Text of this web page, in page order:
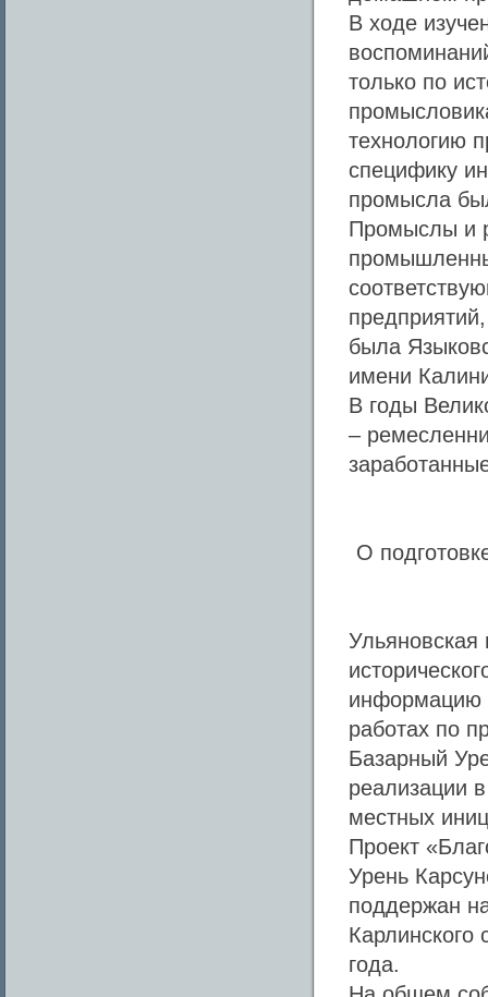
В ходе
только по
технологию
специфику
промысла
Промыслы и
была
имени
В годы
–
О
Ульяновская
информацию
работах по
Базарный
реализации
местных
Проект
Урень
поддержан
Карлинского
года.